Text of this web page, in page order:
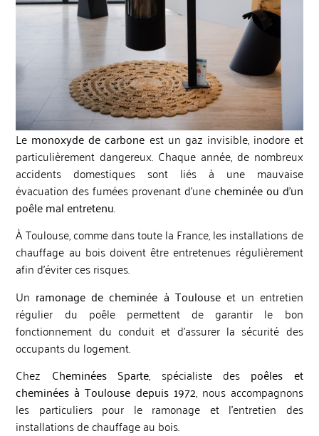
Le monoxyde de carbone est un gaz invisible, inodore et
particulièrement dangereux. Chaque année, de nombreux
accidents domestiques sont liés à une mauvaise
évacuation des fumées provenant d’unecheminée ou d’un
poêle mal entretenu.
À Toulouse, comme dans toute la France, les installations de
chauffage au bois doivent être entretenues régulièrement
afin d’éviter ces risques.
Un ramonage de cheminée à Toulouseet un entretien
régulier du poêle permettent de garantir le bon
fonctionnement du conduit et d’assurer la sécurité des
occupants du logement.
Chez Cheminées Sparte, spécialiste des poêles et
cheminées à Toulouse depuis 1972, nous accompagnons
les particuliers pour le ramonage et l’entretien des
installations de chauffage au bois.